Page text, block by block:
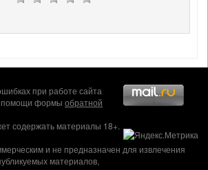
при работе сайта
помощи формы обратной
содержать материалы 18+.
и не предназначен для извлечения
материалов,